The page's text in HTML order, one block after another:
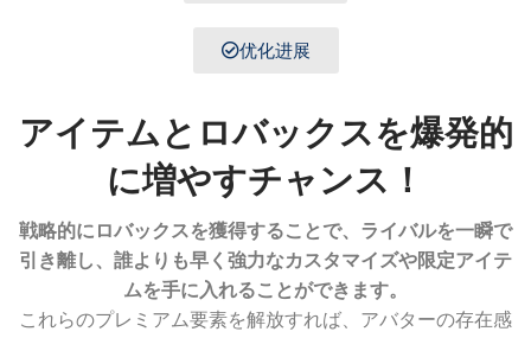
优化进展
アイテムとロバックスを爆発的
に増やすチャンス！
戦略的にロバックスを獲得することで、ライバルを一瞬で
引き離し、誰よりも早く強力なカスタマイズや限定アイテ
ムを手に入れることができます。
これらのプレミアム要素を解放すれば、アバターの存在感